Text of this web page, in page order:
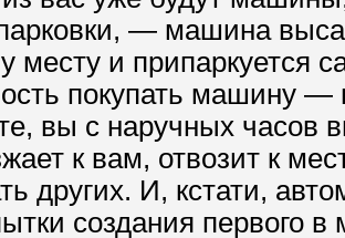
— ​машина
месту и припаркуется
покупать машину —
вы с наручных
к вам, отвозит к
других. И, кстати,
создания первого